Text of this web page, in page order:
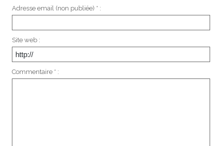
Adresse email (non publiée) * :
Site web :
Commentaire * :